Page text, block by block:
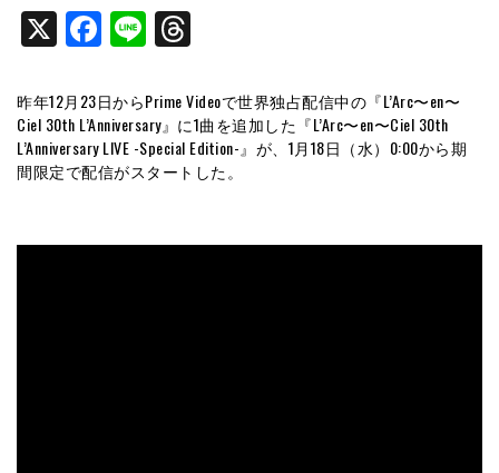
X Facebook
Line
昨年12月23日からPrime Videoで世界独占配信中の『L’Arc〜en〜
Ciel 30th L’Anniversary』に1曲を追加した『L’Arc〜en〜Ciel 30th
L’Anniversary LIVE -Special Edition-』が、1月18日（水）0:00から期
間限定で配信がスタートした。